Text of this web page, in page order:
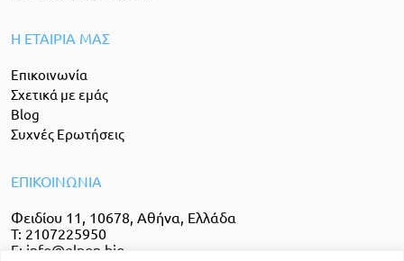
Η ΕΤΑΙΡΙΑ ΜΑΣ
Επικοινωνία
Σχετικά με εμάς
Blog
Συχνές Ερωτήσεις
ΕΠΙΚΟΙΝΩΝΙΑ
Φειδίου 11, 10678, Αθήνα, Ελλάδα
T: 2107225950
E: info@elpon.bio